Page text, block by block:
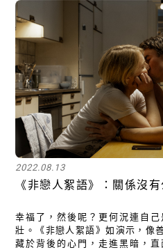
2022.08.13
《非戀人絮語》：關係沒
幸福了，然後呢？更何況連自
壯。《非戀人絮語》如演示，像
藏於背後的心門，走進黑暗，